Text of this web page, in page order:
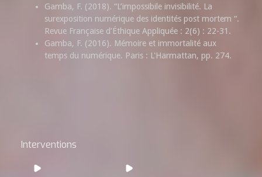
Gamba, F. (2018). “L’impossibile invisibilité. La
surexposition numérique des identités post mortem “.
Revue Française d’Éthique Appliquée : 2(6) : 22-31.
Gamba, F. (2016). Mémoire et immortalité aux
temps du numérique. Paris : L'Harmattan, pp. 274.
Interventions